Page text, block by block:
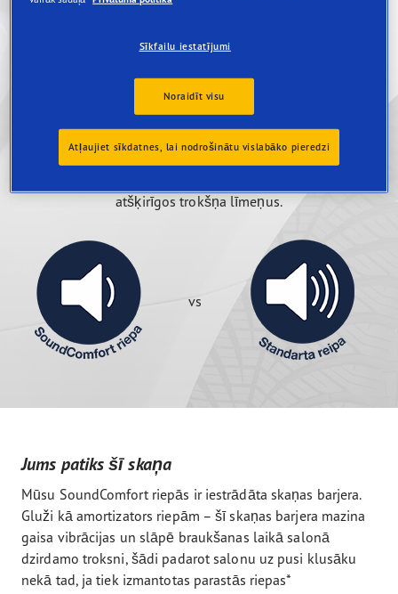
auto salonā*
trokšņu līmeni transportlīdzekļa salonā pat līdz
60%*.
atšķirīgos trokšņa līmeņus.
vs
Jums patiks šī skaņa
Mūsu SoundComfort riepās ir iestrādāta skaņas barjera.
Gluži kā amortizators riepām – šī skaņas barjera mazina
gaisa vibrācijas un slāpē braukšanas laikā salonā
dzirdamo troksni, šādi padarot salonu uz pusi klusāku
nekā tad, ja tiek izmantotas parastās riepas*
Sīkfailu iestatījumi
Noraidīt visu
Atļaujiet sīkdatnes, lai nodrošinātu vislabāko pieredzi